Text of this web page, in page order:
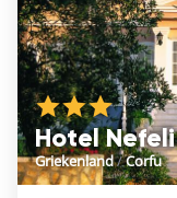
Hotel Nefeli
Griekenland/Corfu